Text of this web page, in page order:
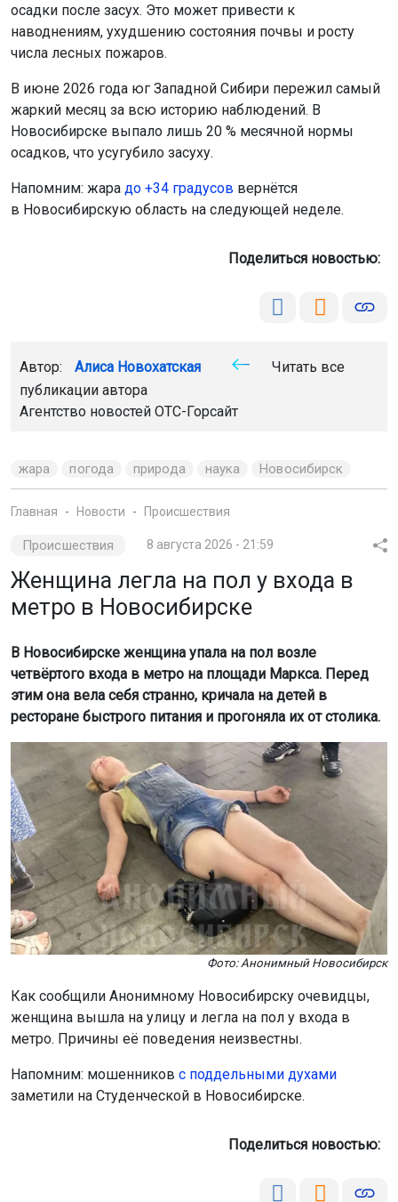
осадки после засух. Это может привести к
наводнениям, ухудшению состояния почвы и росту
числа лесных пожаров.
В июне 2026 года юг Западной Сибири пережил самый
жаркий месяц за всю историю наблюдений. В
Новосибирске выпало лишь 20 % месячной нормы
осадков, что усугубило засуху.
Напомним: жара до +34 градусов вернётся
в Новосибирскую область на следующей неделе.
Поделиться новостью:
Автор: Алиса Новохатская
Читать все
публикации автора
Агентство новостей ОТС-Горсайт
жара погода природа наука Новосибирск
Главная Новости Происшествия
Происшествия 8 августа 2026 - 21:59
Женщина легла на пол у входа в
метро в Новосибирске
В Новосибирске женщина упала на пол возле
четвёртого входа в метро на площади Маркса. Перед
этим она вела себя странно, кричала на детей в
ресторане быстрого питания и прогоняла их от столика.
Фото: Анонимный Новосибирск
Как сообщили Анонимному Новосибирску очевидцы,
женщина вышла на улицу и легла на пол у входа в
метро. Причины её поведения неизвестны.
Напомним: мошенников с поддельными духами
заметили на Студенческой в Новосибирске.
Поделиться новостью: